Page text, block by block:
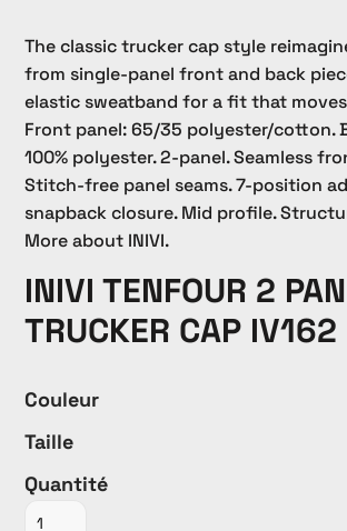
The classic trucker cap style
from single-panel front and back
elastic sweatband for a fit that
Front panel: 65/35 polyester/cotton.
100% polyester. 2-panel. Seamless
Stitch-free panel seams. 7-position
snapback closure. Mid profile.
More about INIVI.
INIVI TENFOUR 2
TRUCKER CAP IV162
Couleur
Taille
Quantité